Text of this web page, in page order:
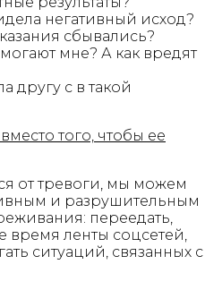
негативный исход?
сбывались?
мне? А как вредят
другу с в такой
того, чтобы ее
от тревоги, мы можем
и разрушительным
переедать,
время ленты соцсетей,
ситуаций, связанных с